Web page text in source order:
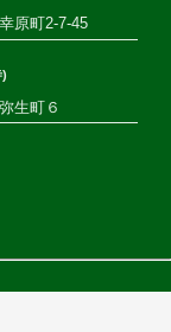
原町2-7-45
生町６